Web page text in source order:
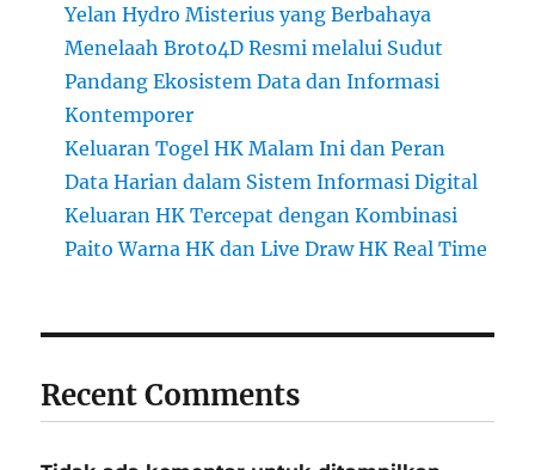
Yelan Hydro Misterius yang Berbahaya
Menelaah Broto4D Resmi melalui Sudut
Pandang Ekosistem Data dan Informasi
Kontemporer
Keluaran Togel HK Malam Ini dan Peran
Data Harian dalam Sistem Informasi Digital
Keluaran HK Tercepat dengan Kombinasi
Paito Warna HK dan Live Draw HK Real Time
Recent Comments